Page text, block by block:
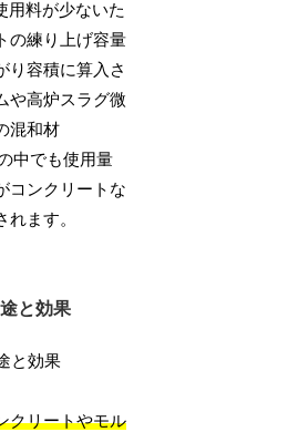
用料が少ないた
の練り上げ容量
り容積に算入さ
や高炉スラグ微
混和材
中でも使用量
コンクリートな
ます。
と効果
クリートやモル